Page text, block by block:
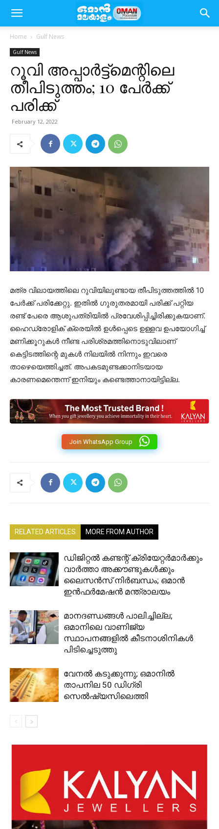
Home Gulf News
Gulf News
റൂവി അപ്പാർട്ട്മെന്റിലെ
തീപിടുത്തം; 10 പേർക്ക്
പരിക്ക്
February 12, 2022
മത്ര വിലായത്തിലെ റുവിയിലുണ്ടായ തീപിടുത്തത്തിൽ 10
പേർക്ക് പരിക്കേറ്റു. ഇതിൽ ഗുരുതരമായി പരിക്ക് പറ്റിയ
രണ്ട് പേരെ ആശുപത്രിയിൽ പ്രവേശിപ്പിച്ചിരിക്കുകയാണ്.
ഹൈഡ്രോളിക് ക്രെയിൽ ഉൾപ്പെടെ ഉള്ളവ ഉപയോഗിച്ച്
മണിക്കൂറുകൾ നീണ്ട പരിശ്രമത്തിനൊടുവിലാണ്
കെട്ടിടത്തിന്റെ മുകൾ നിലയിൽ നിന്നും ഇവരെ
താഴെയെത്തിച്ചത്. അപകടമുണ്ടക്കാനിടയായ
കാരണമെന്തെന്ന് ഇനിയും കണ്ടെത്താനായിട്ടില്ല.
Join WhatsApp Group
RELATED ARTICLES MORE FROM AUTHOR
ഡിജിറ്റൽ കണ്ടന്റ് ക്രിയേറ്റർമാർക്കും
വാർത്താ അക്കൗണ്ടുകൾക്കും
ലൈസൻസ് നിർബന്ധം; ഒമാൻ
ഇൻഫർമേഷൻ മന്ത്രാലയം
മാനദണ്ഡങ്ങൾ പാലിച്ചില്ല;
ഒമാനിലെ വാണിജ്യ
സ്ഥാപനങ്ങളിൽ കീടനാശിനികൾ
പിടിച്ചെടുത്തു
വേനൽ കടുക്കുന്നു; ഒമാനിൽ
താപനില 50 ഡിഗ്രി
സെൽഷ്യസിലെത്തി